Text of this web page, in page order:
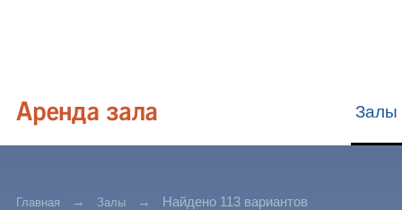
Залы
Главная Залы Найдено 113 вариантов